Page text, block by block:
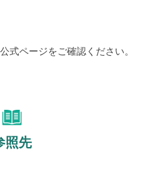
式ページをご確認ください。
照先